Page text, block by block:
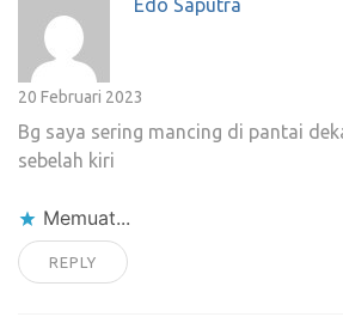
Edo Saputra
20 Februari 2023
Bg saya sering mancing di pantai
sebelah kiri
Memuat...
REPLY